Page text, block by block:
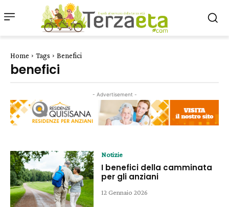
Home Tags Benefici
benefici
- Advertisement -
Notizie
I benefici della camminata
per gli anziani
12 Gennaio 2026